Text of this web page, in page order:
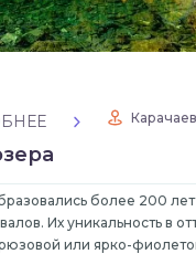
более 200 лет
Их уникальность в
или ярко-